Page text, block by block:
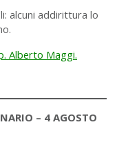
alcuni addirittura lo
Alberto Maggi.
– 4 AGOSTO